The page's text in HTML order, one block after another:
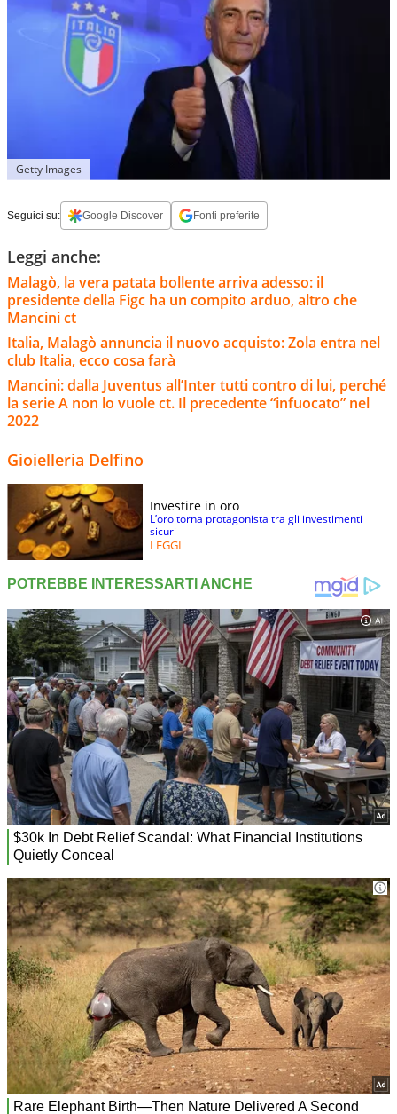
Getty Images
Seguici su: Google Discover Fonti preferite
Leggi anche:
Malagò, la vera patata bollente arriva adesso: il
presidente della Figc ha un compito arduo, altro che
Mancini ct
Italia, Malagò annuncia il nuovo acquisto: Zola entra nel
club Italia, ecco cosa farà
Mancini: dalla Juventus all’Inter tutti contro di lui, perché
la serie A non lo vuole ct. Il precedente “infuocato” nel
2022
Gioielleria Delfino
Investire in oro
L’oro torna protagonista tra gli investimenti
sicuri
LEGGI